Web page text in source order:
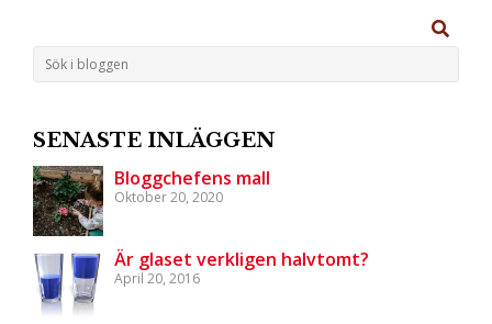
SENASTE INLÄGGEN
Bloggchefens mall
Oktober 20, 2020
Är glaset verkligen halvtomt?
April 20, 2016